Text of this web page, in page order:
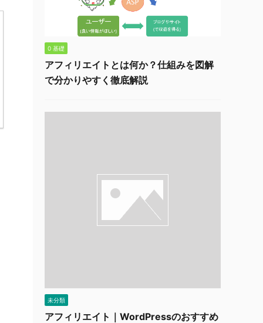
0 基礎
アフィリエイトとは何か？仕組みを図解
で分かりやすく徹底解説
未分類
アフィリエイト｜WordPressのおすすめ